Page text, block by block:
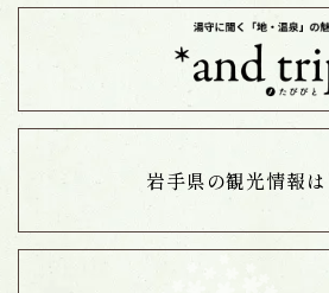
岩手県の観光情報は